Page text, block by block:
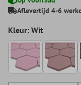
Aflevertijd 4-6
Kleur: Wit